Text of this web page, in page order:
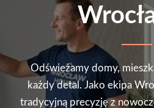
Odświeżamy domy,
każdy detal. Jako ekipa
tradycyjną precyzję z